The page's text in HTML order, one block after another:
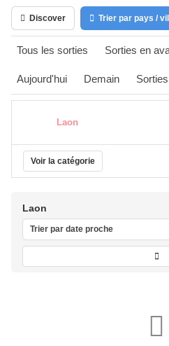
Discover Trier par pays /
Tous les sorties Sorties en
Aujourd'hui Demain
Laon
Voir la catégorie
Laon
Trier par date proche